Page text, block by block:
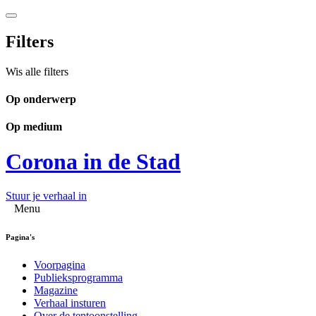
Filters
Wis alle filters
Op onderwerp
Op medium
Corona in de Stad
Stuur je verhaal in
Menu
Pagina's
Voorpagina
Publieksprogramma
Magazine
Verhaal insturen